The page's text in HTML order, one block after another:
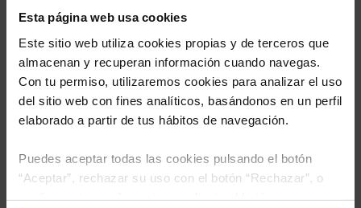
Esta página web usa cookies
Este sitio web utiliza cookies propias y de terceros que
almacenan y recuperan información cuando navegas.
Con tu permiso, utilizaremos cookies para analizar el uso
del sitio web con fines analíticos, basándonos en un perfil
elaborado a partir de tus hábitos de navegación.
Puedes aceptar todas las cookies pulsando el botón
“Aceptar”, rechazar su uso con el botón “Rechazar”, o
He leídola política de privacidady consiento el